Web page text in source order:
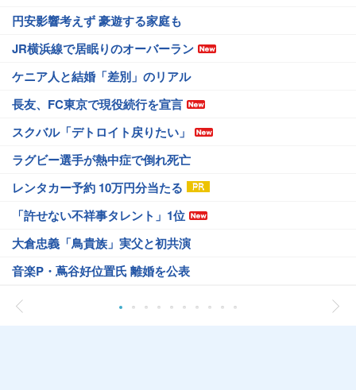
円安影響考えず 豪遊する家庭も
JR横浜線で居眠りのオーバーラン
ケニア人と結婚「差別」のリアル
長友、FC東京で現役続行を宣言
スクバル「デトロイト戻りたい」
ラグビー選手が熱中症で倒れ死亡
レンタカー予約 10万円分当たる
「許せない不祥事タレント」1位
大倉忠義「鳥貴族」実父と初共演
音楽P・蔦谷好位置氏 離婚を公表